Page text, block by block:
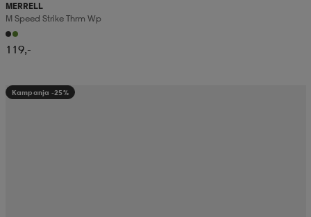
MERRELL
M Speed Strike Thrm Wp
119,-
Kampanja -25%